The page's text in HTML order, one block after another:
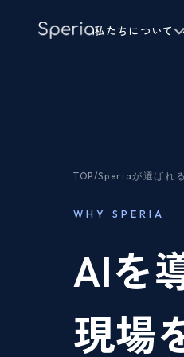
私たちについて
TOP/Speriaが選ばれ
WHY SPERIA
AIを
現場